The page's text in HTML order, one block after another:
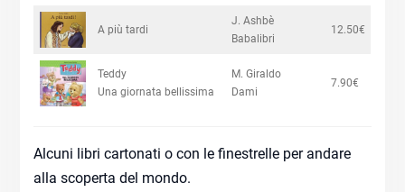
A più tardi
J. Ashbè
Babalibri
12.50€
Teddy
Una giornata bellissima
M. Giraldo
Dami
7.90€
Alcuni libri cartonati o con le finestrelle per andare
alla scoperta del mondo.